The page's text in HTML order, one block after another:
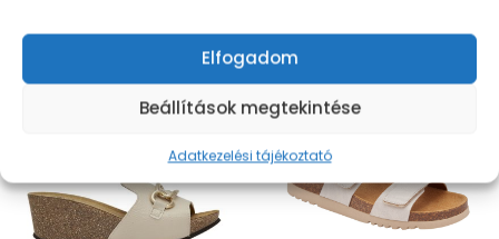
Elfogadom
Beállítások megtekintése
Adatkezelési tájékoztató